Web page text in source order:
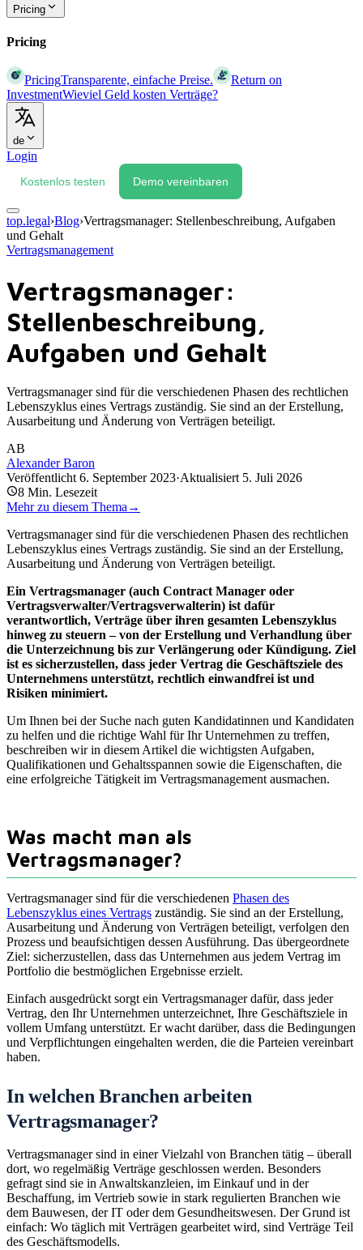
Pricing
Pricing
PricingTransparente, einfache Preise.
Return on
InvestmentWieviel Geld kosten Verträge?
de
Login
Kostenlos testen Demo vereinbaren
top.legal›Blog›Vertragsmanager: Stellenbeschreibung, Aufgaben
und Gehalt
Vertragsmanagement
Vertragsmanager:
Stellenbeschreibung,
Aufgaben und Gehalt
Vertragsmanager sind für die verschiedenen Phasen des rechtlichen
Lebenszyklus eines Vertrags zuständig. Sie sind an der Erstellung,
Ausarbeitung und Änderung von Verträgen beteiligt.
AB
Alexander Baron
Veröffentlicht 6. September 2023·Aktualisiert 5. Juli 2026
8 Min. Lesezeit
Mehr zu diesem Thema →
Vertragsmanager sind für die verschiedenen Phasen des rechtlichen
Lebenszyklus eines Vertrags zuständig. Sie sind an der Erstellung,
Ausarbeitung und Änderung von Verträgen beteiligt.
Ein Vertragsmanager (auch Contract Manager oder
Vertragsverwalter/Vertragsverwalterin) ist dafür
verantwortlich, Verträge über ihren gesamten Lebenszyklus
hinweg zu steuern – von der Erstellung und Verhandlung über
die Unterzeichnung bis zur Verlängerung oder Kündigung. Ziel
ist es sicherzustellen, dass jeder Vertrag die Geschäftsziele des
Unternehmens unterstützt, rechtlich einwandfrei ist und
Risiken minimiert.
Um Ihnen bei der Suche nach guten Kandidatinnen und Kandidaten
zu helfen und die richtige Wahl für Ihr Unternehmen zu treffen,
beschreiben wir in diesem Artikel die wichtigsten Aufgaben,
Qualifikationen und Gehaltsspannen sowie die Eigenschaften, die
eine erfolgreiche Tätigkeit im Vertragsmanagement ausmachen.
Was macht man als
Vertragsmanager?
Vertragsmanager sind für die verschiedenen Phasen des
Lebenszyklus eines Vertrags zuständig. Sie sind an der Erstellung,
Ausarbeitung und Änderung von Verträgen beteiligt, verfolgen den
Prozess und beaufsichtigen dessen Ausführung. Das übergeordnete
Ziel: sicherzustellen, dass das Unternehmen aus jedem Vertrag im
Portfolio die bestmöglichen Ergebnisse erzielt.
Einfach ausgedrückt sorgt ein Vertragsmanager dafür, dass jeder
Vertrag, den Ihr Unternehmen unterzeichnet, Ihre Geschäftsziele in
vollem Umfang unterstützt. Er wacht darüber, dass die Bedingungen
und Verpflichtungen eingehalten werden, die die Parteien vereinbart
haben.
In welchen Branchen arbeiten
Vertragsmanager?
Vertragsmanager sind in einer Vielzahl von Branchen tätig – überall
dort, wo regelmäßig Verträge geschlossen werden. Besonders
gefragt sind sie in Anwaltskanzleien, im Einkauf und in der
Beschaffung, im Vertrieb sowie in stark regulierten Branchen wie
dem Bauwesen, der IT oder dem Gesundheitswesen. Der Grund ist
einfach: Wo täglich mit Verträgen gearbeitet wird, sind Verträge Teil
des Geschäftsmodells.